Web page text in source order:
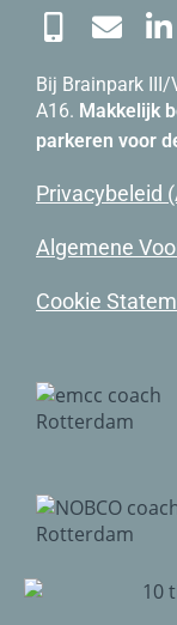
Bij Brainpark III/
A16. Makkelijk
parkeren voor
Privacybeleid
Algemene
Cookie